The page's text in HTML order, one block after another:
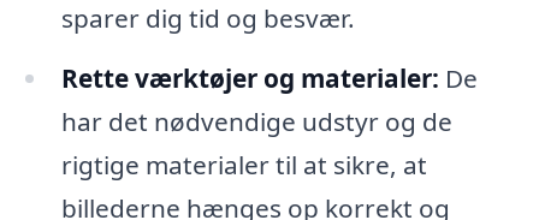
sparer dig tid og besvær.
Rette værktøjer og materialer: De
har det nødvendige udstyr og de
rigtige materialer til at sikre, at
billederne hænges op korrekt og